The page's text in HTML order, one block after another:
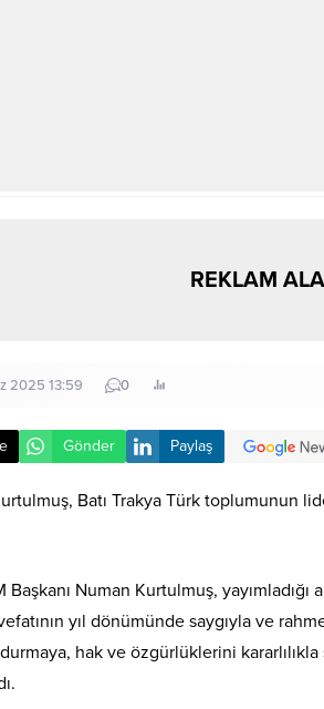
REKLAM
2025 13:59 0
Gönder Paylaş
Batı Trakya Türk toplumunun
Başkanı Numan Kurtulmuş,
yıl dönümünde saygıyla ve
durmaya, hak ve özgürlüklerini